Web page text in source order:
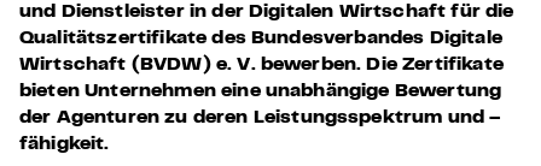
und Dienstleister in der Digitalen Wirtschaft für die
Qualitätszertifikate des Bundesverbandes Digitale
Wirtschaft (BVDW) e. V. bewerben. DieZertifikate
bieten Unternehmeneine unabhängige Bewertung
der Agenturenzu deren Leistungsspektrum und –
fähigkeit.